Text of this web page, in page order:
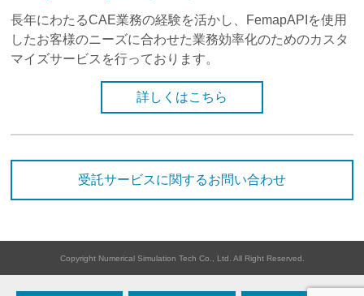
長年にわたるCAE業務の経験を活かし、FemapAPIを使用
したお客様のニーズに合わせた業務効率化のためのカスタ
マイズサービスを行っております。
詳しくはこちら
受託サービスに関するお問い合わせ
Copyright Numerical Simulation Tech Co., Ltd. All Right Reserved.